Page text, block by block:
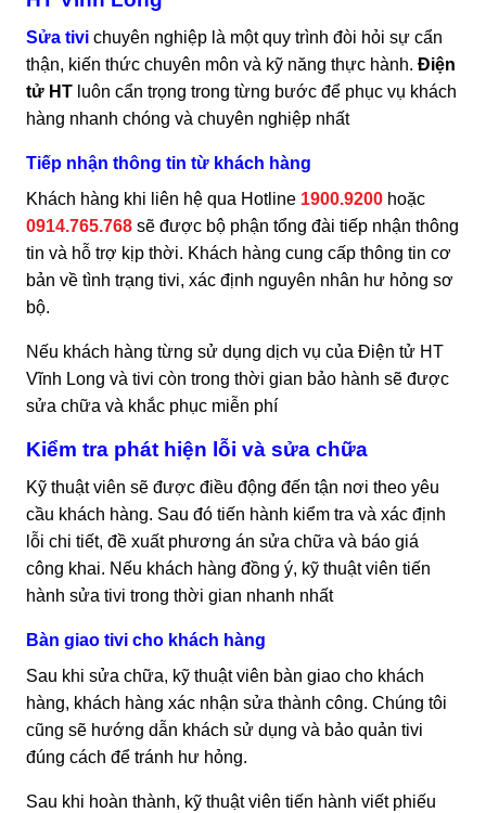
Sửa tivi chuyên nghiệp là một quy trình đòi hỏi sự cẩn
thận, kiến thức chuyên môn và kỹ năng thực hành. Điện
tử HT luôn cẩn trọng trong từng bước để phục vụ khách
hàng nhanh chóng và chuyên nghiệp nhất
Tiếp nhận thông tin từ khách hàng
Khách hàng khi liên hệ qua Hotline 1900.9200 hoặc
0914.765.768 sẽ được bộ phận tổng đài tiếp nhận thông
tin và hỗ trợ kịp thời. Khách hàng cung cấp thông tin cơ
bản về tình trạng tivi, xác định nguyên nhân hư hỏng sơ
bộ.
Nếu khách hàng từng sử dụng dịch vụ của Điện tử HT
Vĩnh Long và tivi còn trong thời gian bảo hành sẽ được
sửa chữa và khắc phục miễn phí
Kiểm tra phát hiện lỗi và sửa chữa
Kỹ thuật viên sẽ được điều động đến tận nơi theo yêu
cầu khách hàng. Sau đó tiến hành kiểm tra và xác định
lỗi chi tiết, đề xuất phương án sửa chữa và báo giá
công khai. Nếu khách hàng đồng ý, kỹ thuật viên tiến
hành sửa tivi trong thời gian nhanh nhất
Bàn giao tivi cho khách hàng
Sau khi sửa chữa, kỹ thuật viên bàn giao cho khách
hàng, khách hàng xác nhận sửa thành công. Chúng tôi
cũng sẽ hướng dẫn khách sử dụng và bảo quản tivi
đúng cách để tránh hư hỏng.
Sau khi hoàn thành, kỹ thuật viên tiến hành viết phiếu